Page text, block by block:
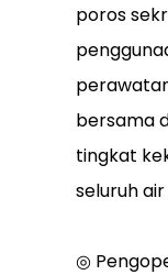
poros
bersama
tingkat
seluruh
◎